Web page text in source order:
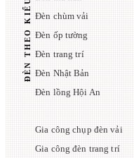
ĐÈN THEO KIỂU Đèn chùm vải
Đèn ốp tường
Đèn trang trí
Đèn Nhật Bản
Đèn lồng Hội An
Gia công chụp đèn vải
Gia công đèn trang trí